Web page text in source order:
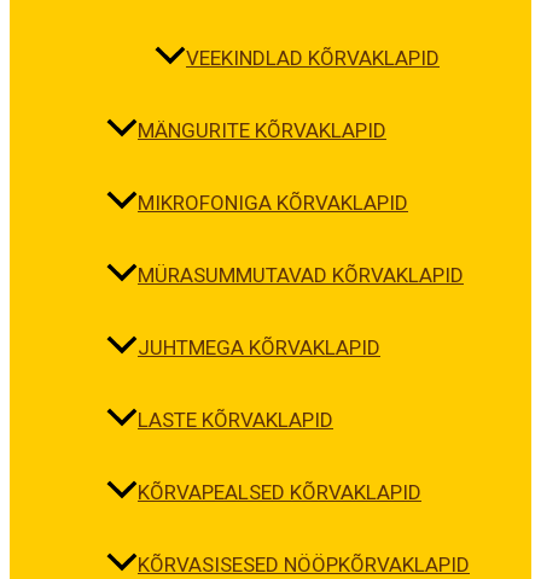
VEEKINDLAD KÕRVAKLAPID
MÄNGURITE KÕRVAKLAPID
MIKROFONIGA KÕRVAKLAPID
MÜRASUMMUTAVAD KÕRVAKLAPID
JUHTMEGA KÕRVAKLAPID
LASTE KÕRVAKLAPID
KÕRVAPEALSED KÕRVAKLAPID
KÕRVASISESED NÖÖPKÕRVAKLAPID